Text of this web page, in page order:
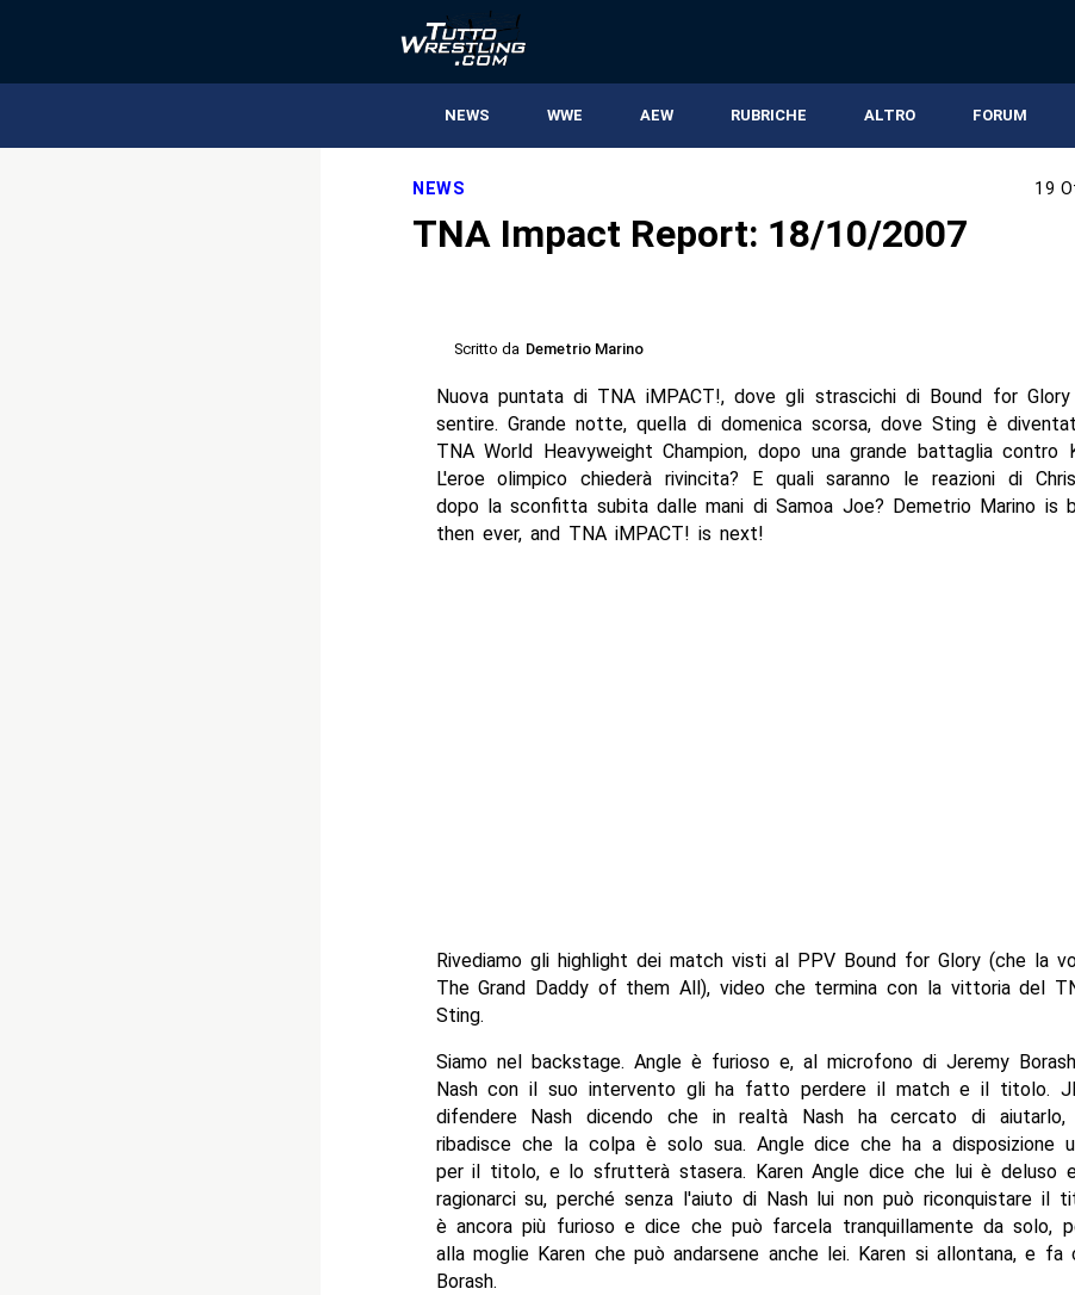
NEWS WWE AEW RUBRICHE ALTRO FORUM
NEWS 19
TNA Impact Report: 18/10/2007
Scritto da Demetrio Marino
Nuova puntata di TNA iMPACT!, dove gli strascichi di Bound for
sentire. Grande notte, quella di domenica scorsa, dove Sting è
TNA World Heavyweight Champion, dopo una grande battaglia contro
L'eroe olimpico chiederà rivincita? E quali saranno le reazioni di
dopo la sconfitta subita dalle mani di Samoa Joe? Demetrio Marino is
then ever, and TNA iMPACT! is next!
Rivediamo gli highlight dei match visti al PPV Bound for Glory (che la
The Grand Daddy of them All), video che termina con la vittoria del
Sting.
Siamo nel backstage. Angle è furioso e, al microfono di Jeremy
Nash con il suo intervento gli ha fatto perdere il match e il titolo.
difendere Nash dicendo che in realtà Nash ha cercato di aiutarlo,
ribadisce che la colpa è solo sua. Angle dice che ha a disposizione
per il titolo, e lo sfrutterà stasera. Karen Angle dice che lui è deluso
ragionarci su, perché senza l'aiuto di Nash lui non può riconquistare il
è ancora più furioso e dice che può farcela tranquillamente da solo,
alla moglie Karen che può andarsene anche lei. Karen si allontana, e fa
Borash.